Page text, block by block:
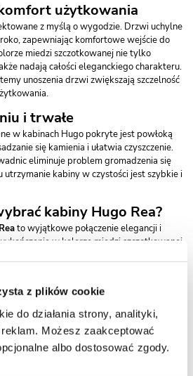
z plików cookie
do działania strony, analityki,
Możesz zaakceptować
albo dostosować zgody.
użytkowania
z myślą o wygodzie. Drzwi uchylne
zapewniając komfortowe wejście do
miedzi szczotkowanej nie tylko
nadają całości eleganckiego charakteru.
unoszenia drzwi zwiększają szczelność
i trwałe
w kabinach Hugo pokryte jest powłoką
się kamienia i ułatwia czyszczenie.
eliminuje problem gromadzenia się
utrzymanie kabiny w czystości jest szybkie i
kabiny Hugo Rea?
to wyjątkowe połączenie elegancji i
w kolorze miedzi szczotkowanej,
zadawane pytania o kabiny
Hugo?
kwadratowe, prostokątne oraz drzwi